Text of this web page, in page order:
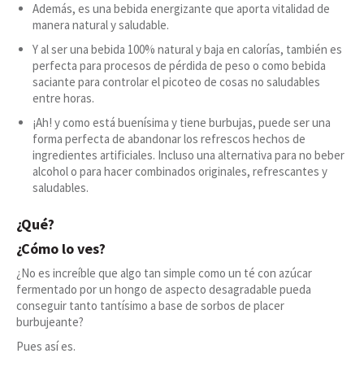
Además, es una bebida energizante que aporta vitalidad de
manera natural y saludable.
Y al ser una bebida 100% natural y baja en calorías, también es
perfecta para procesos de pérdida de peso o como bebida
saciante para controlar el picoteo de cosas no saludables
entre horas.
¡Ah! y como está buenísima y tiene burbujas, puede ser una
forma perfecta de abandonar los refrescos hechos de
ingredientes artificiales. Incluso una alternativa para no beber
alcohol o para hacer combinados originales, refrescantes y
saludables.
¿Qué?
¿Cómo lo ves?
¿No es increíble que algo tan simple como un té con azúcar
fermentado por un hongo de aspecto desagradable pueda
conseguir tanto tantísimo a base de sorbos de placer
burbujeante?
Pues así es.